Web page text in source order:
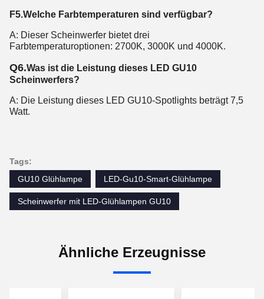
F5.Welche Farbtemperaturen sind verfügbar?
A: Dieser Scheinwerfer bietet drei
Farbtemperaturoptionen: 2700K, 3000K und 4000K.
Q6.Was ist die Leistung dieses LED GU10
Scheinwerfers?
A: Die Leistung dieses LED GU10-Spotlights beträgt 7,5
Watt.
Tags:
GU10 Glühlampe
LED-Gu10-Smart-Glühlampe
Scheinwerfer mit LED-Glühlampen GU10
Ähnliche Erzeugnisse